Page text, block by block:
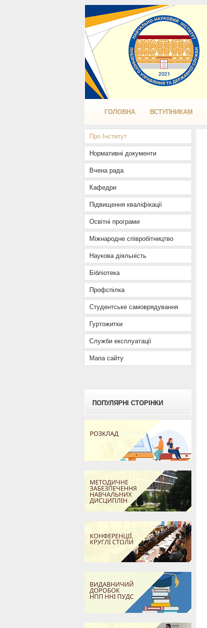
ГОЛОВНА ВСТУПНИКАМ
Про Інститут
Нормативні документи
Вчена рада
Кафедри
Підвищення кваліфікації
Освітні програми
Міжнародне співробітництво
Наукова діяльність
Бібліотека
Профспілка
Студентське самоврядування
Гуртожитки
Служби експлуатації
Мапа сайту
ПОПУЛЯРНІ СТОРІНКИ